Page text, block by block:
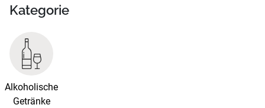
Kategorie
Alkoholische
Getränke